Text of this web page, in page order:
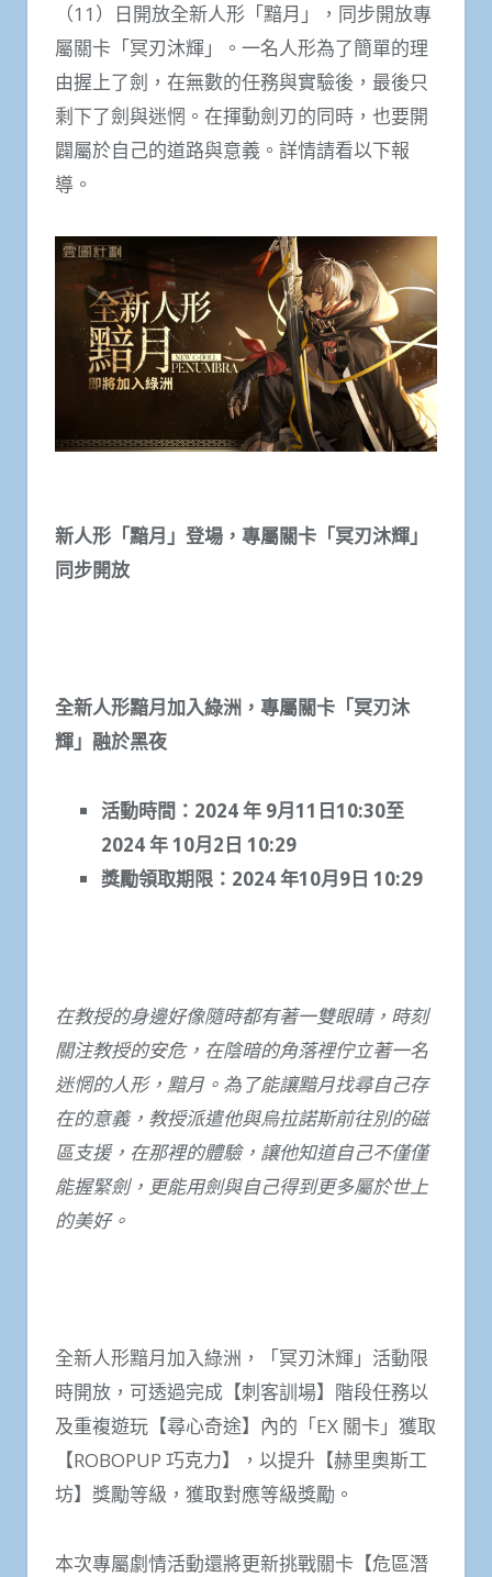
（11）日開放全新人形「黯月」，同步開放專
屬關卡「冥刃沐輝」。一名人形為了簡單的理
由握上了劍，在無數的任務與實驗後，最後只
剩下了劍與迷惘。在揮動劍刃的同時，也要開
闢屬於自己的道路與意義。詳情請看以下報
導。
新人形「黯月」登場，專屬關卡「冥刃沐輝」
同步開放
全新人形黯月加入綠洲，專屬關卡「冥刃沐
輝」融於黑夜
活動時間： 2024年 9月11 日10:30至
2024年10月2日 10:29
獎勵領取期限： 2024年10月9日 10:29
在教授的身邊好像隨時都有著一雙眼睛，時刻
關注教授的安危，在陰暗的角落裡佇立著一名
迷惘的人形，黯月。為了能讓黯月找尋自己存
在的意義，教授派遣他與烏拉諾斯前往別的磁
區支援，在那裡的體驗，讓他知道自己不僅僅
能握緊劍，更能用劍與自己得到更多屬於世上
的美好。
全新人形黯月加入綠洲，「冥刃沐輝」活動限
時開放，可透過完成【刺客訓場】階段任務以
及重複遊玩【尋心奇途】內的「EX 關卡」獲取
【ROBOPUP 巧克力】，以提升【赫里奧斯工
坊】獎勵等級，獲取對應等級獎勵。
本次專屬劇情活動還將更新挑戰關卡【危區潛